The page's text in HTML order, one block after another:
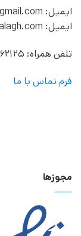
ایمیل: moalemekhalagh@gmail.com
ایمیل: info@moalemekhalagh.com
تلفن همراه: 09125662125
فرم تماس با ما
مجوزها